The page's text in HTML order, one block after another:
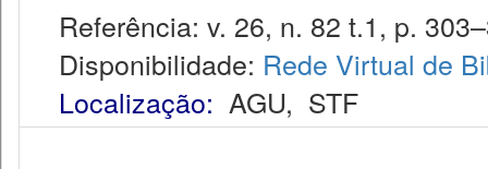
Referência: v. 26, n. 82 t.1, p.
Disponibilidade: Rede Virtual de
Localização: AGU, STF